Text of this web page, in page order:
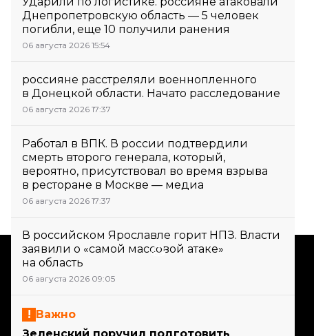
Днепропетровскую область — 5 человек
погибли, еще 10 получили ранения
06 августа 2026 15:54
россияне расстреляли военнопленного
в Донецкой области. Начато расследование
06 августа 2026 17:37
Работал в ВПК. В россии подтвердили
смерть второго генерала, который,
вероятно, присутствовал во время взрыва
в ресторане в Москве — медиа
06 августа 2026 17:37
В российском Ярославле горит НПЗ. Власти
заявили о «самой массовой атаке»
на область
06 августа 2026 09:05
Важно
Поддержать
благодаря тебе. Будь нашим